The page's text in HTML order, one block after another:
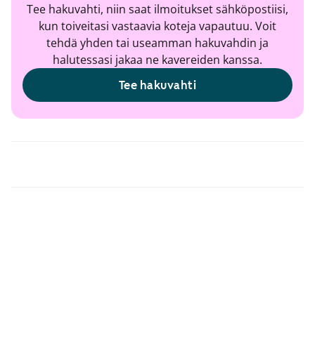
Tee hakuvahti, niin saat ilmoitukset sähköpostiisi,
kun toiveitasi vastaavia koteja vapautuu. Voit
tehdä yhden tai useamman hakuvahdin ja
halutessasi jakaa ne kavereiden kanssa.
Tee hakuvahti